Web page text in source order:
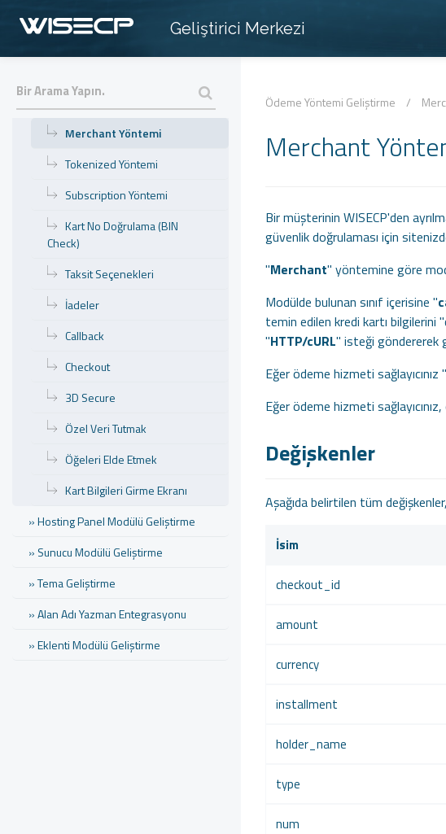
Geliştirici Merkezi
Third Party Yöntemi
Merchant Yöntemi
Tokenized Yöntemi
Subscription Yöntemi
Kart No Doğrulama (BIN
Check)
Taksit Seçenekleri
İadeler
Callback
Checkout
3D Secure
Özel Veri Tutmak
Öğeleri Elde Etmek
Kart Bilgileri Girme Ekranı
» Hosting Panel Modülü Geliştirme
» Sunucu Modülü Geliştirme
» Tema Geliştirme
» Alan Adı Yazman Entegrasyonu
» Eklenti Modülü Geliştirme
Ödeme Yöntemi Geliştirme /
Merchant
Bir müşterinin WISECP'den
güvenlik doğrulaması için
"Merchant" yöntemine göre
Modülde bulunan sınıf içerisine "
temin edilen kredi kartı bilgilerini
"HTTP/cURL" isteği göndererek
Eğer ödeme hizmeti
Eğer ödeme hizmeti
Değişkenler
Aşağıda belirtilen tüm
İsim
checkout_id
amount
currency
installment
holder_name
type
num